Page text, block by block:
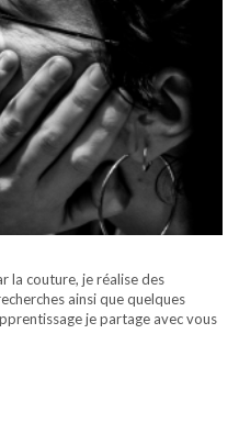
la couture, je réalise des
ainsi que quelques
je partage avec vous